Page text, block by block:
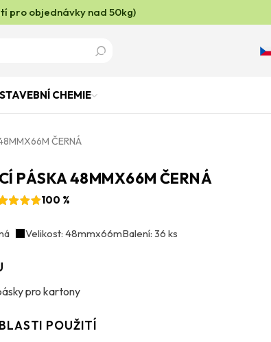
pro objednávky nad 50kg)
STAVEBNÍ CHEMIE
ČERNÁ
PÁSKA 48MMX66M ČERNÁ
100 %
Velikost: 48mmx66mBalení: 36 ks
pro kartony
POUŽITÍ